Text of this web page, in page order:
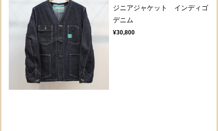
ジニアジャケット インディゴ
デニム
¥30,800